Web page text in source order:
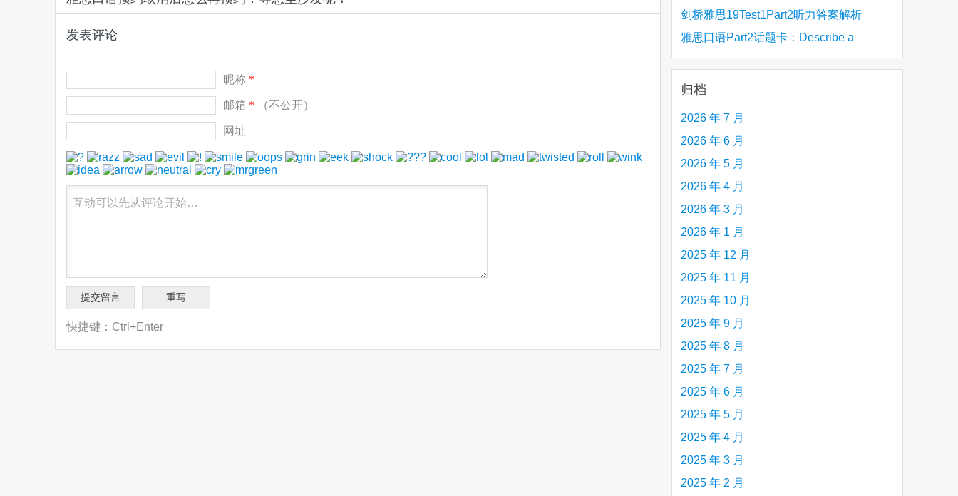
发表评论
昵称 *
邮箱 * （不公开）
网址
快捷键：Ctrl+Enter
upon us 人工智能语言翻译
Stanthorpe Twinning Association
剑桥雅思19Test1Part2听力答案解析
Stanthorpe Twinning Association
雅思口语Part2话题卡：Describe a
creative person (e.g. an artist, a musician,
etc.) you admire 钦佩的有创造力的人
归档
2026 年 7 月
2026 年 6 月
2026 年 5 月
2026 年 4 月
2026 年 3 月
2026 年 1 月
2025 年 12 月
2025 年 11 月
2025 年 10 月
2025 年 9 月
2025 年 8 月
2025 年 7 月
2025 年 6 月
2025 年 5 月
2025 年 4 月
2025 年 3 月
2025 年 2 月